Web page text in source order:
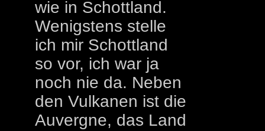
wie in Schottland.
Wenigstens stelle
ich mir Schottland
so vor, ich war ja
noch nie da. Neben
den Vulkanen ist die
Auvergne, das Land